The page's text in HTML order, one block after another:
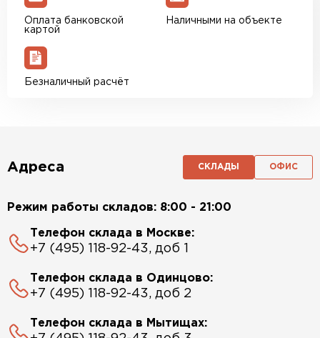
Оплата банковской
картой
Наличными на объекте
Безналичный расчёт
Адреса СКЛАДЫ ОФИС
Режим работы складов: 8:00 - 21:00
Телефон склада в Москве:
+7 (495) 118-92-43, доб 1
Телефон склада в Одинцово:
+7 (495) 118-92-43, доб 2
Телефон склада в Мытищах: